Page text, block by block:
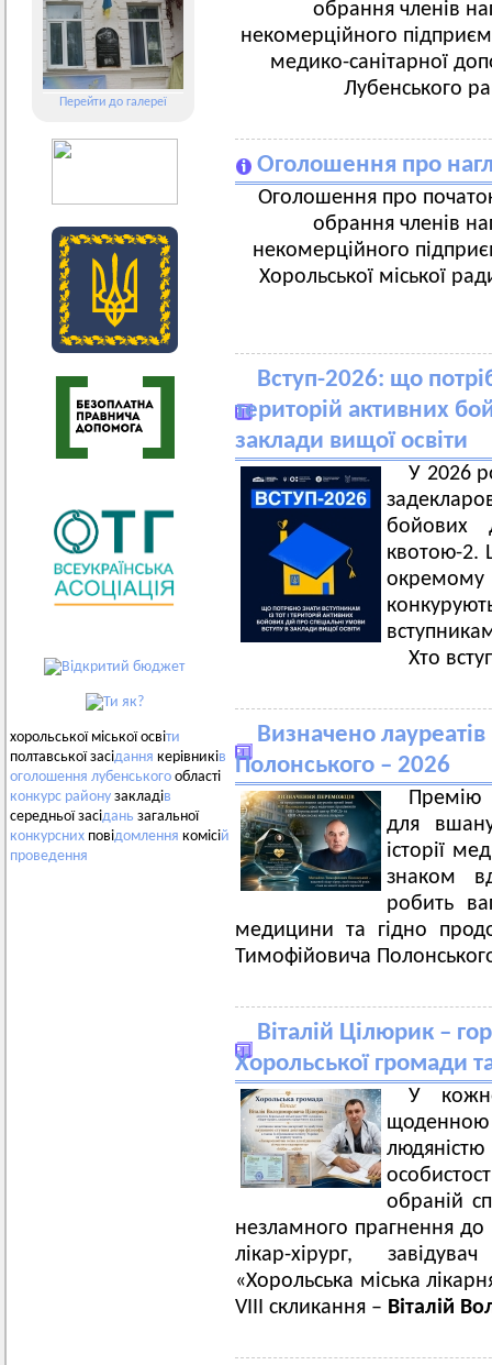
Перейти до галереї
хорольської міської освіти
полтавської засідання керівників
оголошення лубенського області
конкурс району закладів
середньої засідань загальної
конкурсних повідомлення комісій
проведення
обрання членів
некомерційного
медико-санітарної
Лубенського
Оголошення про
Оголошення про
обрання членів
некомерційного
Хорольської міської
Вступ-2026: що
територій активних
заклади вищої освіти
У 2026
бойових
квотою-2.
окремому
Хто
Визначено
Полонського – 2026
Премію
для
історії
знаком
робить
медицини та гідно
Тимофійовича
Віталій Цілюрик –
Хорольської громади
У
обраній
незламного прагнення до
лікар-хірург,
«Хорольська міська
VIII скликання – Віталій